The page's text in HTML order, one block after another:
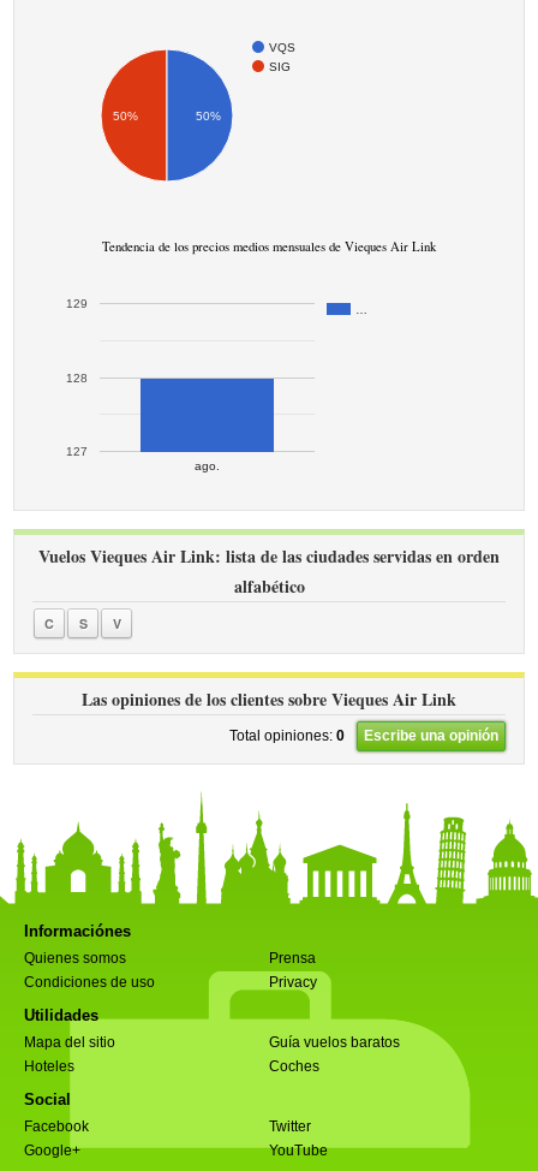
VQS
SIG
50% 50%
Tendencia de los precios medios mensuales de Vieques Air Link
ago.
127
128
129
Vuelos Vieques Air Link: lista de las ciudades servidas en orden
alfabético
C S V
Las opiniones de los clientes sobre Vieques Air Link
Total opiniones: 0 Escribe una opinión
Informaciónes
Quienes somos
Prensa
Condiciones de uso
Privacy
Utilidades
Mapa del sitio
Guía vuelos baratos
Hoteles
Coches
Social
Facebook
Twitter
Google+
YouTube